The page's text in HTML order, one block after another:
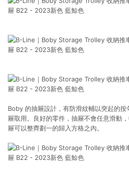
Boby 的抽屜設計，有防滑紋輔以突起的
屜取用。良好的零件，抽屜不會任意滑動
屜可以整齊劃一的歸入方格之內。